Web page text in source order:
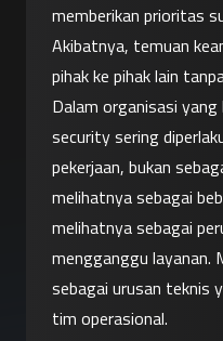
memberikan prioritas
Akibatnya, temuan
pihak ke pihak lain
Dalam organisasi
security sering
pekerjaan, bukan
melihatnya sebagai
melihatnya sebagai
mengganggu layanan.
sebagai urusan teknis
tim operasional.